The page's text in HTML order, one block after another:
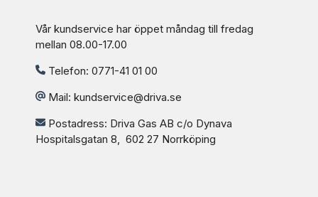
Vår kundservice har öppet måndag till fredag
mellan 08.00-17.00
Telefon: 0771-41 01 00
Mail: kundservice@driva.se
Postadress: Driva Gas AB c/o Dynava
Hospitalsgatan 8, 602 27 Norrköping